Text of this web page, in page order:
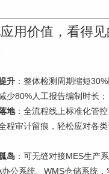
用价值，看得
升 ：整体检测周期缩短
少80%人工报告编制时长；
地：全流程线上标准化管
程审计留痕，轻松应对各
岛 ：可无缝对接MES生产
公系统、WMS仓储系统